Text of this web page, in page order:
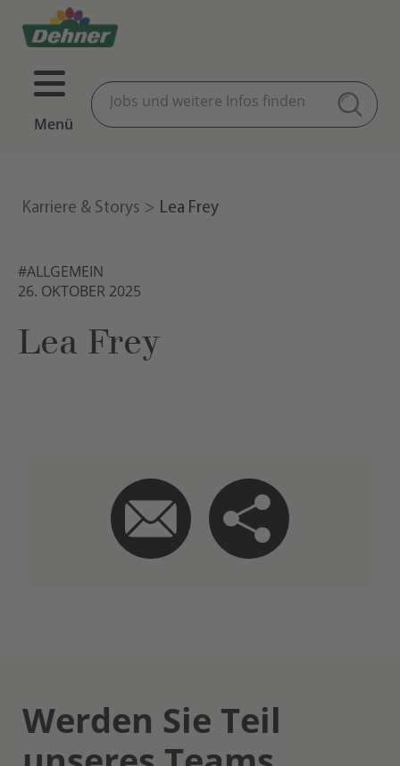
Menü
Karriere & Storys Lea Frey
#ALLGEMEIN
26. OKTOBER 2025
Lea Frey
Werden Sie Teil